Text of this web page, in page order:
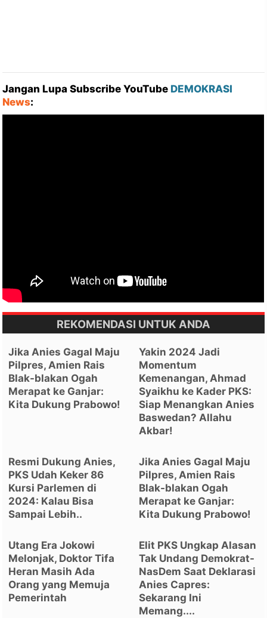
Jangan Lupa Subscribe YouTube DEMOKRASI
News:
REKOMENDASI UNTUK ANDA
Jika Anies Gagal Maju
Pilpres, Amien Rais
Blak-blakan Ogah
Merapat ke Ganjar:
Kita Dukung Prabowo!
Yakin 2024 Jadi
Momentum
Kemenangan, Ahmad
Syaikhu ke Kader PKS:
Siap Menangkan Anies
Baswedan? Allahu
Akbar!
Resmi Dukung Anies,
PKS Udah Keker 86
Kursi Parlemen di
2024: Kalau Bisa
Sampai Lebih..
Jika Anies Gagal Maju
Pilpres, Amien Rais
Blak-blakan Ogah
Merapat ke Ganjar:
Kita Dukung Prabowo!
Utang Era Jokowi
Melonjak, Doktor Tifa
Heran Masih Ada
Orang yang Memuja
Pemerintah
Elit PKS Ungkap Alasan
Tak Undang Demokrat-
NasDem Saat Deklarasi
Anies Capres:
Sekarang Ini
Memang....